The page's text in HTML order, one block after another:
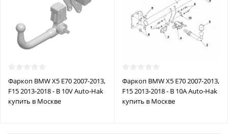
Фаркоп BMW X5 E70 2007-2013,
F15 2013-2018 - B 10V Auto-Hak
купить в Москве
Фаркоп BMW X5 E70 2007-2013,
F15 2013-2018 - B 10A Auto-Hak
купить в Москве